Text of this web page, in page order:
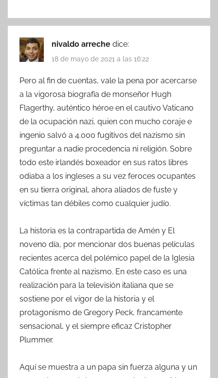
nivaldo arreche dice:
18 de mayo de 2021 a las 16:22
Pero al fin de cuentas, vale la pena por acercarse
a la vigorosa biografía de monseñor Hugh
Flagerthy, auténtico héroe en el cautivo Vaticano
de la ocupación nazi, quien con mucho coraje e
ingenio salvó a 4.000 fugitivos del nazismo sin
preguntar a nadie procedencia ni religión. Sobre
todo este irlandés boxeador en sus ratos libres
odiaba a los ingleses a su vez feroces ocupantes
en su tierra original, ahora aliados de fuste y
víctimas tan débiles como cualquier judío.
La historia es la contrapartida de Amén y El
noveno día, por mencionar dos buenas películas
recientes acerca del polémico papel de la Iglesia
Católica frente al nazismo. En este caso es una
realización para la televisión italiana que se
sostiene por el vigor de la historia y el
protagonismo de Gregory Peck, francamente
sensacional, y el siempre eficaz Cristopher
Plummer.
Aquí se muestra a un papa sin fuerza alguna y un